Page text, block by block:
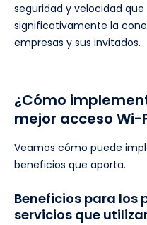
seguridad y velocidad
significativamente la
empresas y sus invitados.
¿Cómo
mejor acceso Wi-
Veamos cómo puede
beneficios que aporta.
Beneficios para los
servicios que